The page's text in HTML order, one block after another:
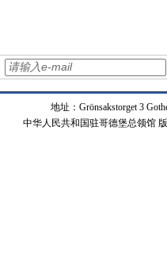
地址：Grönsakstorget 3
中华人民共和国驻哥德堡总领馆